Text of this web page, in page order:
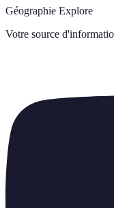
Géographie Explore
Votre source